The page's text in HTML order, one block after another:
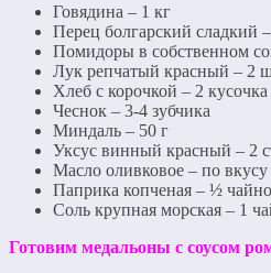
Говядина – 1 кг
Перец болгарский сладкий
Помидоры в собственном
Лук репчатый красный – 2
Хлеб с корочкой – 2 кусочка
Чеснок – 3-4 зубчика
Миндаль – 50 г
Уксус винный красный – 2
Масло оливковое – по вкусу
Паприка копченая – ½
Соль крупная морская – 1
Готовим медальоны с соусом